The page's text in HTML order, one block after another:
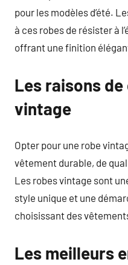
pour les modèles d’été.
à ces robes de résister à
offrant une finition
Les raisons
vintage
Opter pour une robe
vêtement durable, de
Les robes vintage sont
style unique et une
choisissant des
Les meilleurs